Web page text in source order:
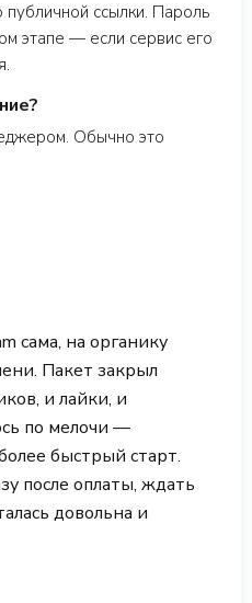
ссылки. Пароль
этапе — если сервис его
Обычно это
сама, на органику
Пакет закрыл
и лайки, и
по мелочи —
быстрый старт.
после оплаты, ждать
довольна и